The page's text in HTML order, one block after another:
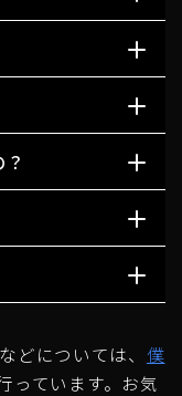
どについては、 僕
っています。お気